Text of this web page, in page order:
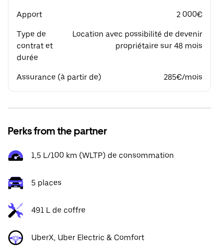
Apport 2 000€
Type de
contrat et
durée
Location avec possibilité de devenir
propriétaire sur 48 mois
Assurance (à partir de) 285€/mois
Perks from the partner
1,5 L/100 km (WLTP) de consommation
5 places
491 L de coffre
UberX, Uber Electric & Comfort